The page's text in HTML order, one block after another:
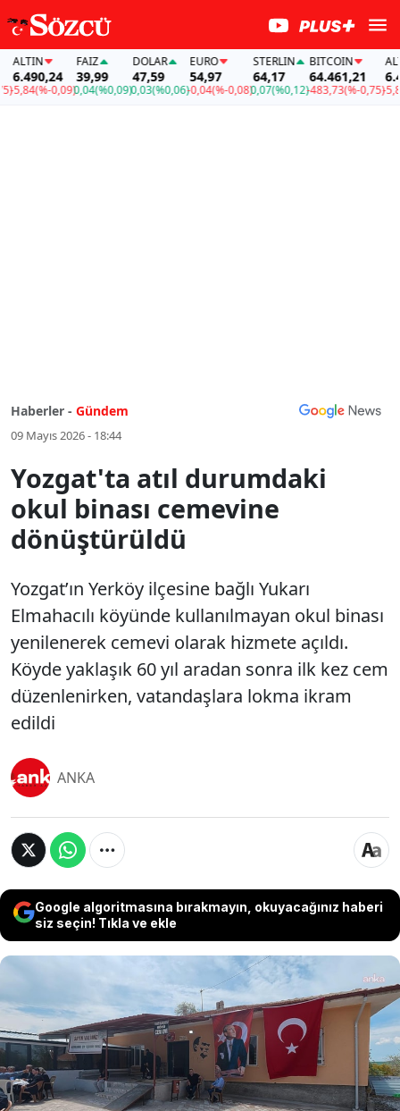
(%-0,09)
FAİZ
39,99
0,04(%0,09)
DOLAR
47,59
0,03(%0,06)
EURO
54,97
-0,04(%-0,08)
STERLIN
64,17
0,07(%0,12)
BITCOIN
64.461,21
-483,73(%-0,75)
ALTIN
-5,84
Haberler - Gündem
09 Mayıs 2026 - 18:44
Yozgat'ta atıl durumdaki
okul binası cemevine
dönüştürüldü
Yozgat’ın Yerköy ilçesine bağlı Yukarı
Elmahacılı köyünde kullanılmayan okul binası
yenilenerek cemevi olarak hizmete açıldı.
Köyde yaklaşık 60 yıl aradan sonra ilk kez cem
düzenlenirken, vatandaşlara lokma ikram
edildi
ANKA
Google algoritmasına bırakmayın, okuyacağınız haberi
siz seçin! Tıkla ve ekle
Yozgat’ın Yerköy ilçesine bağlı Yukarı
Elmahacılı köyünde kullanılmayan okul binası
yenilenerek cemevi olarak hizmete açıldı.
Köyde yaklaşık 60 yıl aradan sonra ilk kez cem
düzenlenirken, vatandaşlara lokma ikram